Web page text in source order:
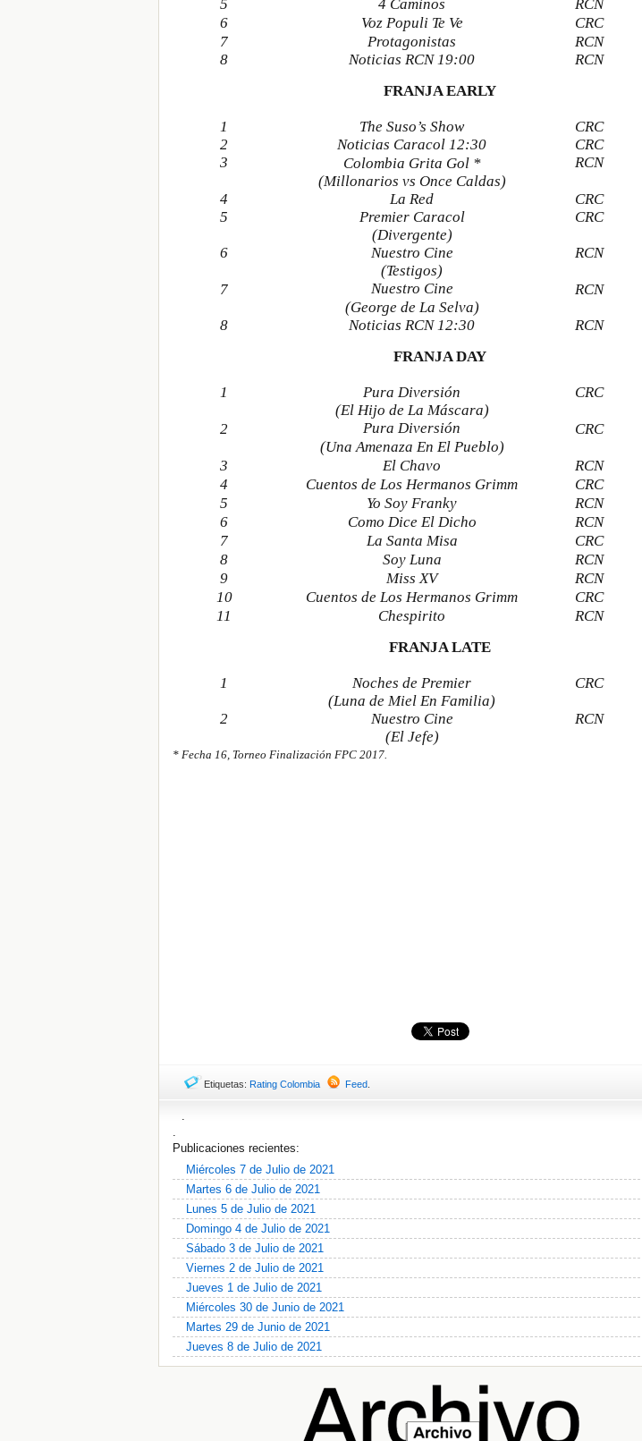
5
4 Caminos RCN
6
Voz Populi Te Ve CRC
7
Protagonistas RCN
8
Noticias RCN 19:00 RCN
FRANJA EARLY
1 The Suso’s Show CRC
2
Noticias Caracol 12:30 CRC
3
Colombia Grita Gol *
(Millonarios vs Once Caldas)
RCN
4 La Red CRC
5
Premier Caracol
(Divergente)
CRC
6
Nuestro Cine
(Testigos)
RCN
7
Nuestro Cine
(George de La Selva)
RCN
8 Noticias RCN 12:30 RCN
FRANJA DAY
1
Pura Diversión
(El Hijo de La Máscara)
CRC
2
Pura Diversión
(Una Amenaza En El Pueblo)
CRC
3 El Chavo RCN
4
Cuentos de Los Hermanos Grimm CRC
5
Yo Soy Franky RCN
6
Como Dice El Dicho RCN
7
La Santa Misa CRC
8
Soy Luna RCN
9
Miss XV RCN
10
Cuentos de Los Hermanos Grimm CRC
11
Chespirito RCN
FRANJA LATE
1
Noches de Premier
(Luna de Miel En Familia)
CRC
2
Nuestro Cine
(El Jefe)
RCN
* Fecha 16, Torneo Finalización FPC 2017.
Etiquetas: Rating Colombia Feed
.
.
Publicaciones recientes:
Miércoles 7 de Julio de 2021
Martes 6 de Julio de 2021
Lunes 5 de Julio de 2021
Domingo 4 de Julio de 2021
Sábado 3 de Julio de 2021
Viernes 2 de Julio de 2021
Jueves 1 de Julio de 2021
Miércoles 30 de Junio de 2021
Martes 29 de Junio de 2021
Jueves 8 de Julio de 2021